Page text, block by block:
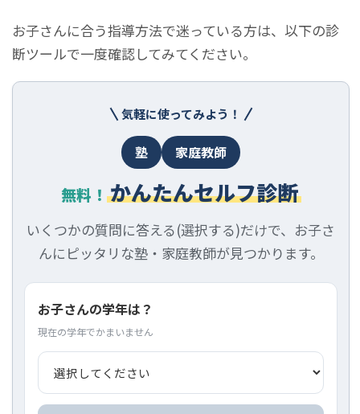
お子さんに合う指導方法で迷っている方は、以下の診
断ツールで一度確認してみてください。
気軽に使ってみよう！
塾 家庭教師
無料！ かんたんセルフ診断
いくつかの質問に答える(選択する)だけで、お子さ
んにピッタリな塾・家庭教師が見つかります。
お子さんの学年は？
現在の学年でかまいません